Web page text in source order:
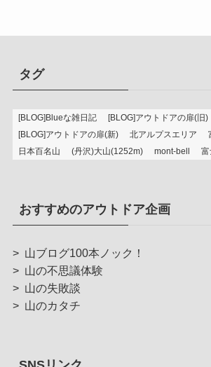
タグ
[BLOG]Blueな雑日記 [BLOG]アウトドアの扉(旧)
[BLOG]アウトドアの扉(新)
北アルプスエリア
日本百名山
(丹沢)大山(1252m) mont-bell
おすすめのアウトドア企画
> 山ブログ100本ノック！
> 山の不思議体験
> 山の失敗談
> 山のカタチ